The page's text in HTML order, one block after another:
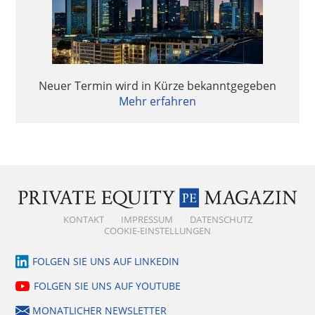
Impact Investing – Notwendige Kriterien und
regulatorische Entwicklungen
Private Equity & AI – Value Creation 2.0?
Follow-up Hamburger Fondsgespräche 2024 –
Continuation Fonds im Trend
Quo vadis Fondsstandort Deutschland?
Quo vadis Fondsstandort Deutschland?
Neuer Termin wird in Kürze bekanntgegeben
Mehr erfahren
KONTAKT IMPRESSUM
DATENSCHUTZ
COOKIE-EINSTELLUNGEN
FOLGEN SIE UNS AUF LINKEDIN
FOLGEN SIE UNS AUF YOUTUBE
MONATLICHER NEWSLETTER